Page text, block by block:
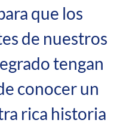
que los
de nuestros
tengan
conocer un
rica historia